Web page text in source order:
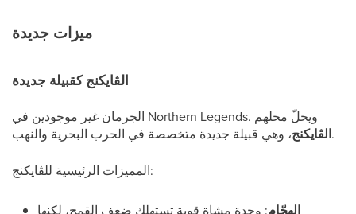
ميزات جديدة
الڤايكنج كقبيلة جديدة
الجرمان غير موجودين في Northern Legends. ويحلّ محلهم
الڤايكنج، وهي قبيلة جديدة متخصصة في الحرب البحرية والنهب.
المميزات الرئيسية للڤايكنج:
: وحدة مشاة قوية تستهلك ضعف القمح، لكنها